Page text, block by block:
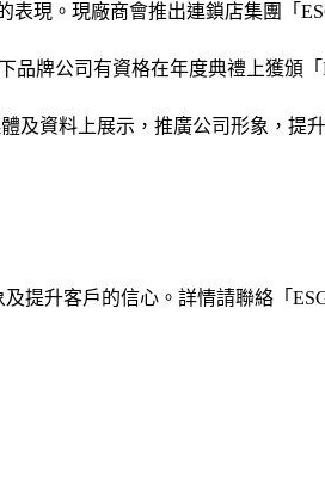
表現。現廠商會推出連鎖店集團「
牌公司有資格在年度典禮上獲頒「
及資料上展示，推廣公司形象，提升
提升客戶的信心。詳情請聯絡「